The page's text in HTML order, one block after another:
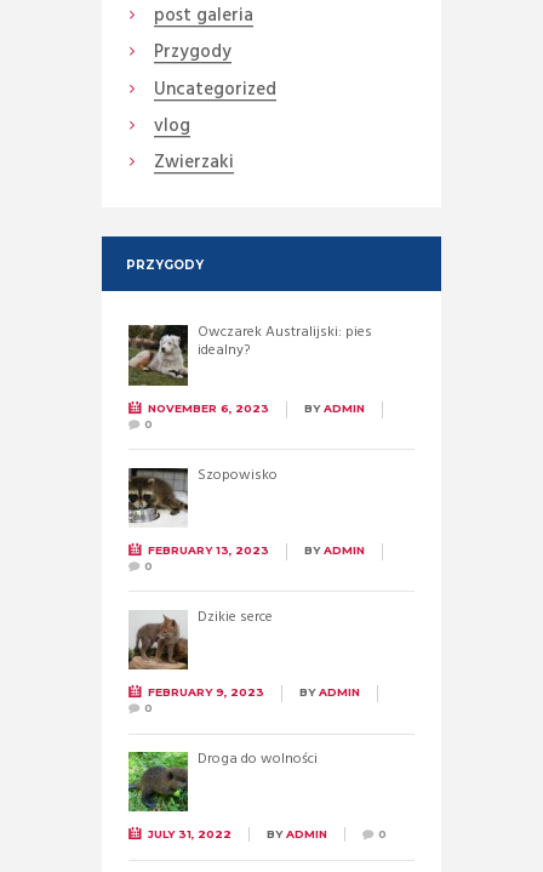
post galeria
Przygody
Uncategorized
vlog
Zwierzaki
PRZYGODY
Owczarek Australijski: pies
idealny?
NOVEMBER 6, 2023 BYADMIN
0
Szopowisko
FEBRUARY 13, 2023 BYADMIN
0
Dzikie serce
FEBRUARY 9, 2023 BYADMIN
0
Droga do wolności
JULY 31, 2022 BYADMIN 0